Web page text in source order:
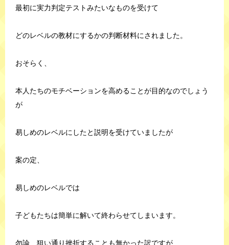
最初に実力判定テストみたいなものを受けて
どのレベルの教材にするかの判断材料にされました。
おそらく、
本人たちのモチベーションを高めることが目的なのでしょう
が
易しめのレベルにしたと説明を受けていましたが
案の定、
易しめのレベルでは
子どもたちは簡単に解いて終わらせてしまいます。
勿論、狙い通り挫折することも無かった訳ですが